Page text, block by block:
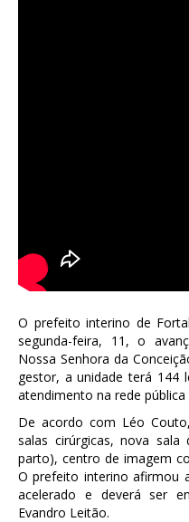
O prefeito interino de
segunda-feira, 11, o
Nossa Senhora da
gestor, a unidade terá 144
atendimento na rede pública
De acordo com Léo
salas cirúrgicas, nova
parto), centro de imagem
O prefeito interino afirmou
acelerado e deverá ser
Evandro Leitão.